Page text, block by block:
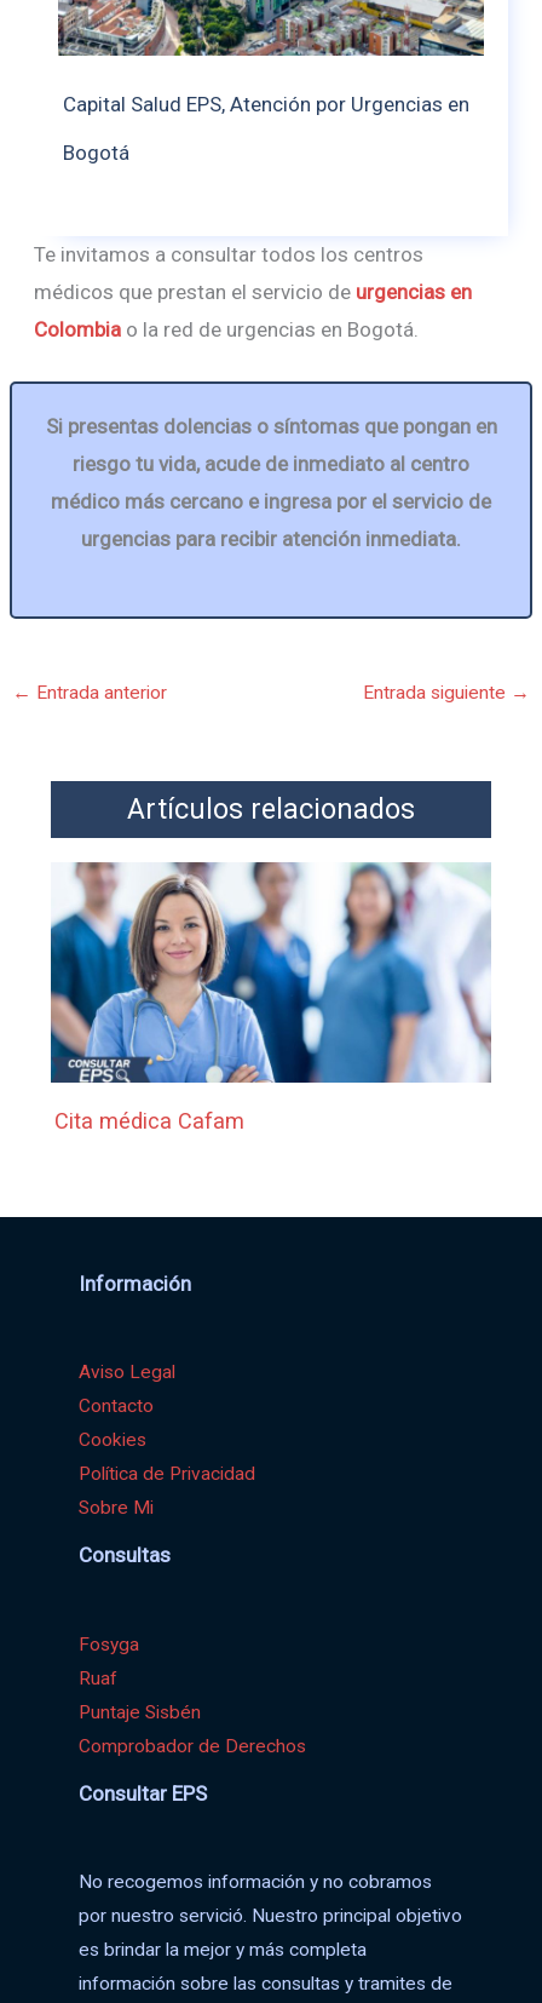
Capital Salud EPS, Atención por Urgencias en
Bogotá
Te invitamos a consultar todos los centros
médicos que prestan el servicio de urgencias en
Colombia o la red de urgencias en Bogotá.
Si presentas dolencias o síntomas que pongan en
riesgo tu vida, acude de inmediato al centro
médico más cercano e ingresa por el servicio de
urgencias para recibir atención inmediata.
← Entrada anterior Entrada siguiente →
Artículos relacionados
Cita médica Cafam
Información
Aviso Legal
Contacto
Cookies
Política de Privacidad
Sobre Mi
Consultas
Fosyga
Ruaf
Puntaje Sisbén
Comprobador de Derechos
Consultar EPS
No recogemos información y no cobramos
por nuestro servició. Nuestro principal objetivo
es brindar la mejor y más completa
información sobre las consultas y tramites de